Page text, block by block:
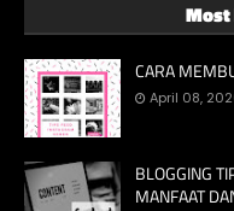
Most
CARA
April 08,
BLOGGING
MANFAAT